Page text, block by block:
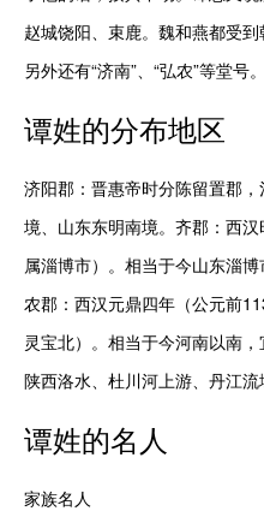
赵城饶阳、束鹿。魏和燕都受到
另外还有“济南”、“弘农”等堂号。
谭姓的分布地区
济阳郡：晋惠帝时分陈留置郡
境、山东东明南境。齐郡：西
属淄博市）。相当于今山东淄
农郡：西汉元鼎四年（公元前
灵宝北）。相当于今河南以南
陕西洛水、杜川河上游、丹江流
谭姓的名人
家族名人